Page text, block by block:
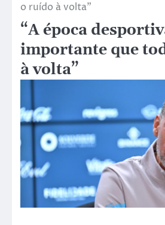
o ruído à volta”
“A época
importante que
à volta”